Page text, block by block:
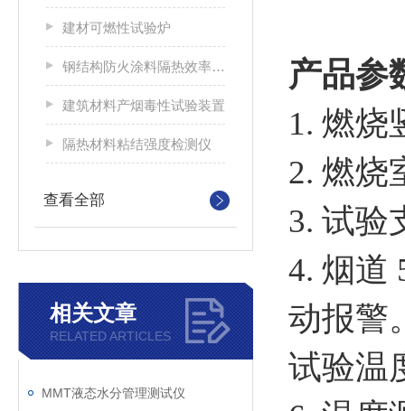
建材可燃性试验炉
钢结构防火涂料隔热效率及耐火极限试验炉
建筑材料产烟毒性试验装置
隔热材料粘结强度检测仪
查看全部
相关文章
RELATED ARTICLES
MMT液态水分管理测试仪
产品参
1. 燃烧
2. 燃烧
3. 试验
4. 烟道
动报警
试验温